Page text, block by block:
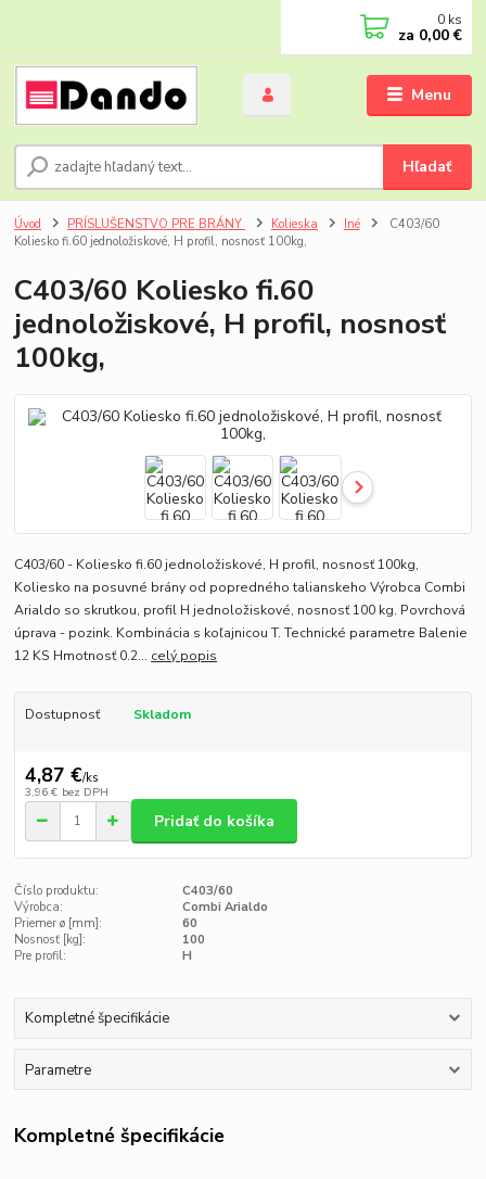
Menu
Hľadať
0 ks
za 0,00 €
Úvod PRÍSLUŠENSTVO PRE BRÁNY Kolieska Iné
C403/60
Koliesko fi.60 jednoložiskové, H profil, nosnosť 100kg,
C403/60 Koliesko fi.60
jednoložiskové, H profil, nosnosť
100kg,
C403/60 - Koliesko fi.60 jednoložiskové, H profil, nosnosť 100kg,
Koliesko na posuvné brány od popredného talianskeho Výrobca Combi
Arialdo so skrutkou, profil H jednoložiskové, nosnosť 100 kg. Povrchová
úprava - pozink. Kombinácia s koľajnicou T. Technické parametre Balenie
12 KS Hmotnosť 0.2... celý popis
Dostupnosť Skladom
4,87 €/ks
3,96 € bez DPH
Pridať do košíka
Číslo produktu:
C403/60
Výrobca:
Combi Arialdo
Priemer ø [mm]:
60
Nosnosť [kg]:
100
Pre profil:
H
Kompletné špecifikácie
Parametre
Kompletné špecifikácie